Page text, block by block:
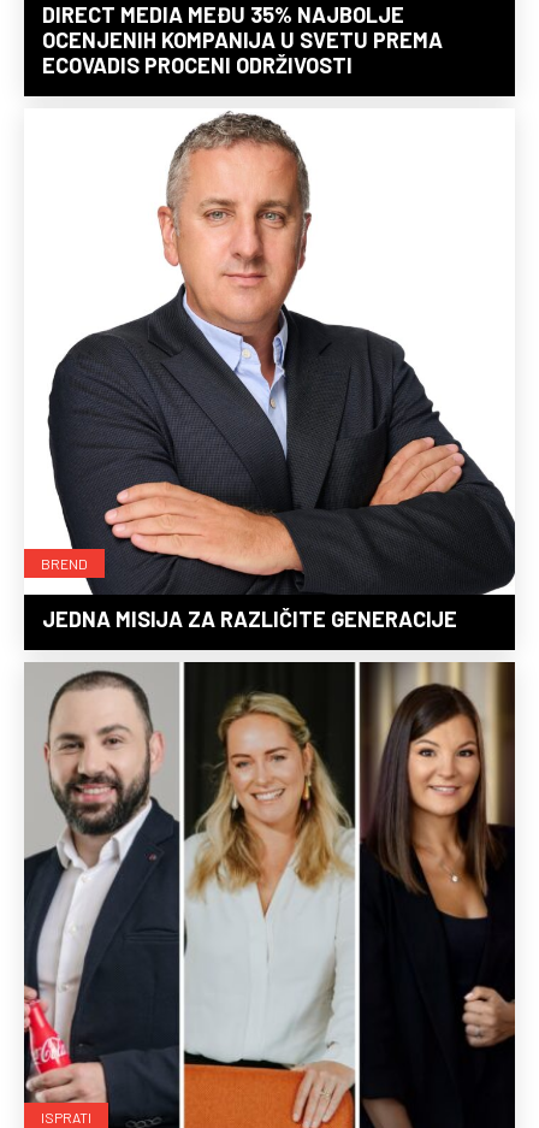
DIRECT MEDIA MEĐU 35% NAJBOLJE
OCENJENIH KOMPANIJA U SVETU PREMA
ECOVADIS PROCENI ODRŽIVOSTI
BREND
JEDNA MISIJA ZA RAZLIČITE GENERACIJE
ISPRATI